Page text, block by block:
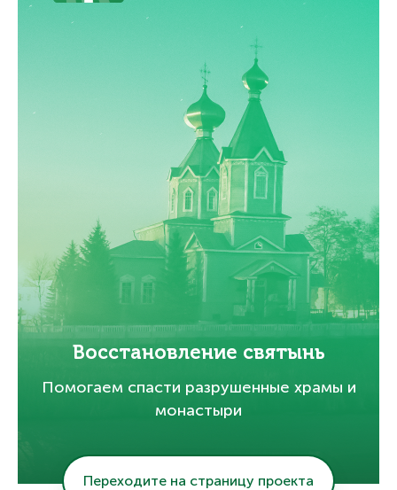
Восстановление святынь
Помогаем спасти разрушенные храмы и
монастыри
Переходите на страницу проекта